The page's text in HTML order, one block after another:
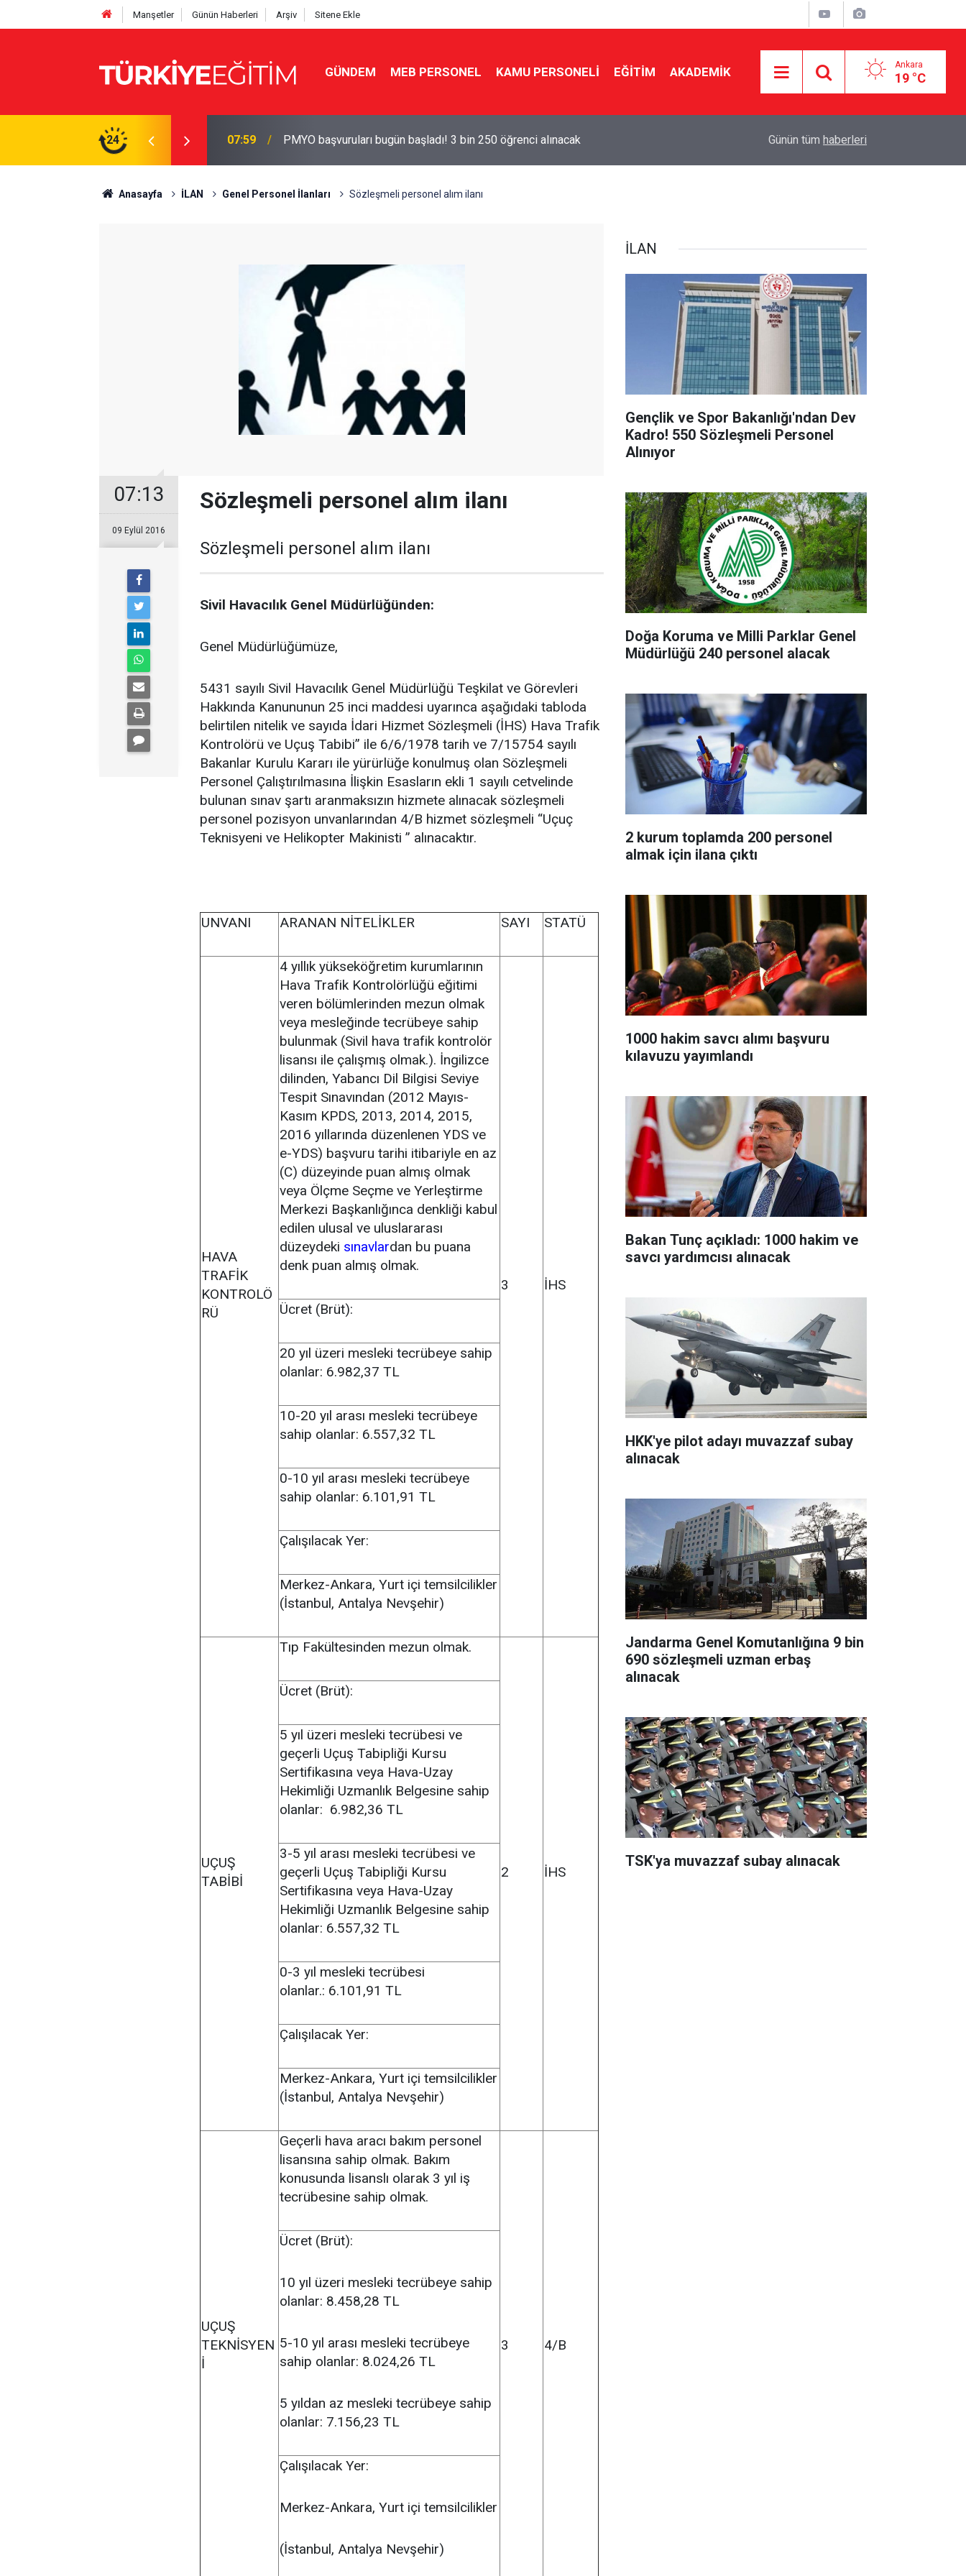
Manşetler Günün Haberleri Arşiv Sitene Ekle
GÜNDEM MEB PERSONEL KAMU PERSONELİ EĞİTİM AKADEMİK Ankara
19 °C
24
3 bin 250 öğrenci alınacak 07:54 Özgür Özel'den fezleke yanıtı: "Farz edin ki vermiştir, bunun neresi rüşvet?"
atamayı iptal etti!
Günün tüm haberleri
Anasayfa İLAN Genel Personel İlanları Sözleşmeli personel alım ilanı
07:13
09 Eylül 2016
Sözleşmeli personel alım ilanı
Sözleşmeli personel alım ilanı
Sivil Havacılık Genel Müdürlüğünden:
Genel Müdürlüğümüze,
5431 sayılı Sivil Havacılık Genel Müdürlüğü Teşkilat ve Görevleri
Hakkında Kanununun 25 inci maddesi uyarınca aşağıdaki tabloda
belirtilen nitelik ve sayıda İdari Hizmet Sözleşmeli (İHS) Hava Trafik
Kontrolörü ve Uçuş Tabibi” ile 6/6/1978 tarih ve 7/15754 sayılı
Bakanlar Kurulu Kararı ile yürürlüğe konulmuş olan Sözleşmeli
Personel Çalıştırılmasına İlişkin Esasların ekli 1 sayılı cetvelinde
bulunan sınav şartı aranmaksızın hizmete alınacak sözleşmeli
personel pozisyon unvanlarından 4/B hizmet sözleşmeli “Uçuç
Teknisyeni ve Helikopter Makinisti ” alınacaktır.
UNVANI ARANAN NİTELİKLER SAYI STATÜ
HAVA
TRAFİK
KONTROLÖ
RÜ
4 yıllık yükseköğretim kurumlarının
Hava Trafik Kontrolörlüğü eğitimi
veren bölümlerinden mezun olmak
veya mesleğinde tecrübeye sahip
bulunmak (Sivil hava trafik kontrolör
lisansı ile çalışmış olmak.). İngilizce
dilinden, Yabancı Dil Bilgisi Seviye
Tespit Sınavından (2012 Mayıs-
Kasım KPDS, 2013, 2014, 2015,
2016 yıllarında düzenlenen YDS ve
e-YDS) başvuru tarihi itibariyle en az
(C) düzeyinde puan almış olmak
veya Ölçme Seçme ve Yerleştirme
Merkezi Başkanlığınca denkliği kabul
edilen ulusal ve uluslararası
düzeydeki sınavlardan bu puana
denk puan almış olmak.
3
İHS
Ücret (Brüt):
20 yıl üzeri mesleki tecrübeye sahip
olanlar: 6.982,37 TL
10-20 yıl arası mesleki tecrübeye
sahip olanlar: 6.557,32 TL
0-10 yıl arası mesleki tecrübeye
sahip olanlar: 6.101,91 TL
Çalışılacak Yer:
Merkez-Ankara, Yurt içi temsilcilikler
(İstanbul, Antalya Nevşehir)
UÇUŞ
TABİBİ
Tıp Fakültesinden mezun olmak.
2 İHS
Ücret (Brüt):
5 yıl üzeri mesleki tecrübesi ve
geçerli Uçuş Tabipliği Kursu
Sertifikasına veya Hava-Uzay
Hekimliği Uzmanlık Belgesine sahip
olanlar: 6.982,36 TL
3-5 yıl arası mesleki tecrübesi ve
geçerli Uçuş Tabipliği Kursu
Sertifikasına veya Hava-Uzay
Hekimliği Uzmanlık Belgesine sahip
olanlar: 6.557,32 TL
0-3 yıl mesleki tecrübesi
olanlar.: 6.101,91 TL
Çalışılacak Yer:
Merkez-Ankara, Yurt içi temsilcilikler
(İstanbul, Antalya Nevşehir)
UÇUŞ
TEKNİSYEN
İ
Geçerli hava aracı bakım personel
lisansına sahip olmak. Bakım
konusunda lisanslı olarak 3 yıl iş
tecrübesine sahip olmak.
3 4/B
Ücret (Brüt):
10 yıl üzeri mesleki tecrübeye sahip
olanlar: 8.458,28 TL
5-10 yıl arası mesleki tecrübeye
sahip olanlar: 8.024,26 TL
5 yıldan az mesleki tecrübeye sahip
olanlar: 7.156,23 TL
Çalışılacak Yer:
Merkez-Ankara, Yurt içi temsilcilikler
(İstanbul, Antalya Nevşehir)
İLAN
Gençlik ve Spor Bakanlığı'ndan Dev
Kadro! 550 Sözleşmeli Personel
Alınıyor
Doğa Koruma ve Milli Parklar Genel
Müdürlüğü 240 personel alacak
2 kurum toplamda 200 personel
almak için ilana çıktı
1000 hakim savcı alımı başvuru
kılavuzu yayımlandı
Bakan Tunç açıkladı: 1000 hakim ve
savcı yardımcısı alınacak
HKK'ye pilot adayı muvazzaf subay
alınacak
Jandarma Genel Komutanlığına 9 bin
690 sözleşmeli uzman erbaş
alınacak
TSK'ya muvazzaf subay alınacak